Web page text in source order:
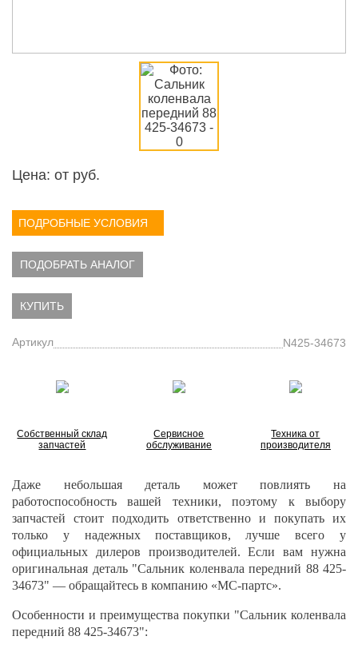
Цена: от руб.
ПОДРОБНЫЕ УСЛОВИЯ
ПОДОБРАТЬ АНАЛОГ
КУПИТЬ
Артикул N425-34673
Собственный склад
запчастей
Сервисное
обслуживание
Техника от
производителя
Даже небольшая деталь может повлиять на
работоспособность вашей техники, поэтому к выбору
запчастей стоит подходить ответственно и покупать их
только у надежных поставщиков, лучше всего у
официальных дилеров производителей. Если вам нужна
оригинальная деталь "Сальник коленвала передний 88 425-
34673" — обращайтесь в компанию «МС-партс».
Особенности и преимущества покупки "Сальник коленвала
передний 88 425-34673":